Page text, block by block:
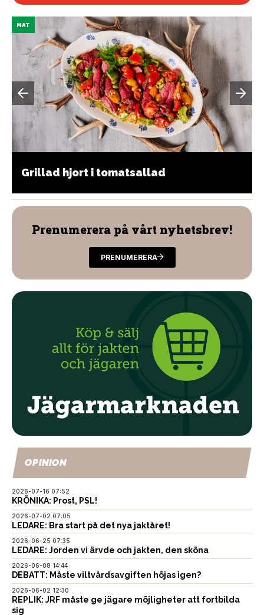
MAT
Grillad hjort i tomatsallad
Prenumerera på vårt nyhetsbrev!
PRENUMERERA
OPINION
2026-07-16 07:52
KRÖNIKA: Prost, PSL!
2026-07-02 07:05
LEDARE: Bra start på det nya jaktåret!
2026-06-25 07:35
LEDARE: Jorden vi ärvde och jakten, den sköna
2026-06-08 14:44
DEBATT: Måste viltvårdsavgiften höjas igen?
2026-06-02 12:30
REPLIK: JRF måste ge jägare möjligheter att fortbilda
sig